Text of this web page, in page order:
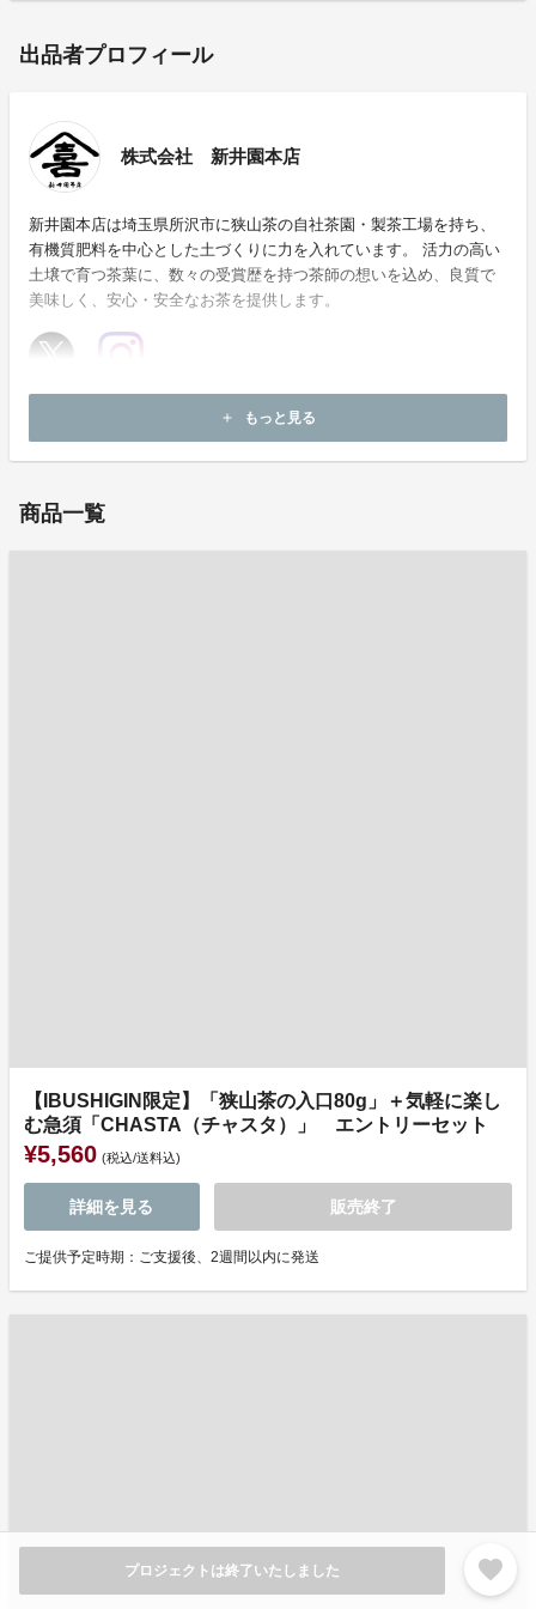
プロジェクトは終了いたしました favorite
出品者プロフィール
株式会社 新井園本店
新井園本店は埼玉県所沢市に狭山茶の自社茶園・製茶工場を持ち、
有機質肥料を中心とした土づくりに力を入れています。 活力の高い
土壌で育つ茶葉に、数々の受賞歴を持つ茶師の想いを込め、良質で
美味しく、安心・安全なお茶を提供します。
add もっと見る
商品一覧
【IBUSHIGIN限定】「狭山茶の入口80g」＋気軽に楽し
む急須「CHASTA（チャスタ）」 エントリーセット
¥5,560 (税込/送料込)
詳細を見る 販売終了
ご提供予定時期：ご支援後、2週間以内に発送